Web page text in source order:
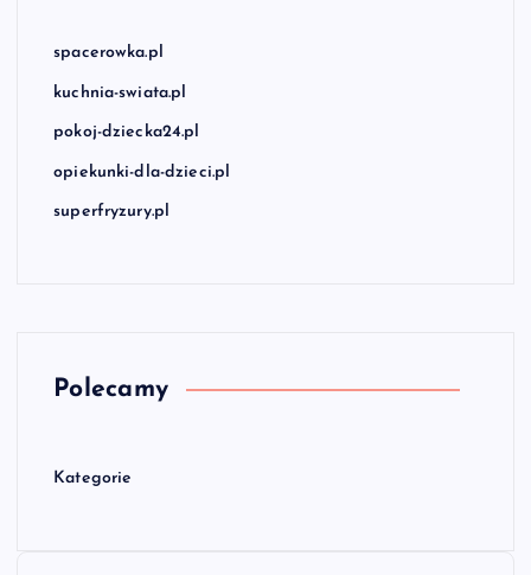
spacerowka.pl
kuchnia-swiata.pl
pokoj-dziecka24.pl
opiekunki-dla-dzieci.pl
superfryzury.pl
Polecamy
Kategorie